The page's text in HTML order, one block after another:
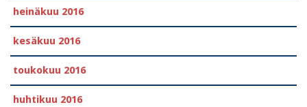
heinäkuu 2016
kesäkuu 2016
toukokuu 2016
huhtikuu 2016